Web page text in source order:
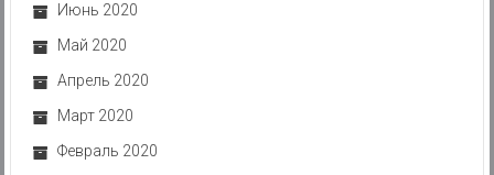
Июнь 2020
Май 2020
Апрель 2020
Март 2020
Февраль 2020